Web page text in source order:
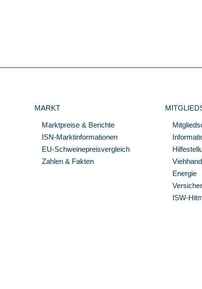
MARKT
Marktpreise & Berichte
ISN-Marktinformationen
EU-Schweinepreisvergleich
Zahlen & Fakten
Energie
ISW-